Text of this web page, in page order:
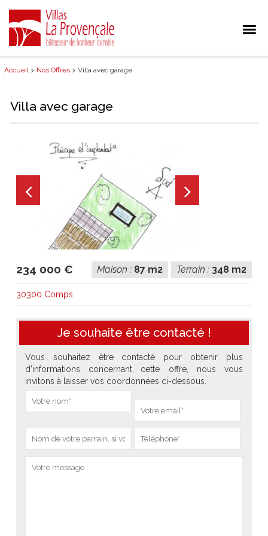
Accueil> Nos Offres > Villa avec garage
Villa avec garage
234 000 € Terrain : 348 m2
Maison : 87 m2
30300 Comps
Je souhaite être contacté !
Vous souhaitez être contacté pour obtenir plus
d'informations concernant cette offre, nous vous
invitons à laisser vos coordonnées ci-dessous.